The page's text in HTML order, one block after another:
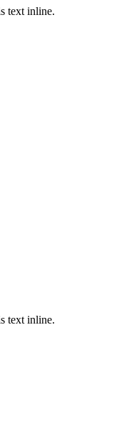
text inline.
text inline.